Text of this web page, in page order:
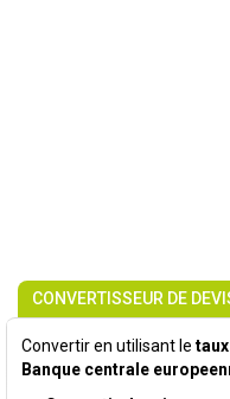
CONVERTISSEUR DE
Convertir en utilisant le
Banque centrale